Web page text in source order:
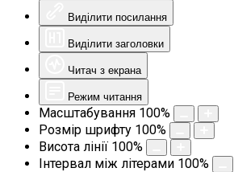
Виділити посилання
Виділити заголовки
Читач з екрана
Режим читання
Масштабування 100%
Розмір шрифту 100%
Висота лінії 100%
Інтервал між літерами 100%